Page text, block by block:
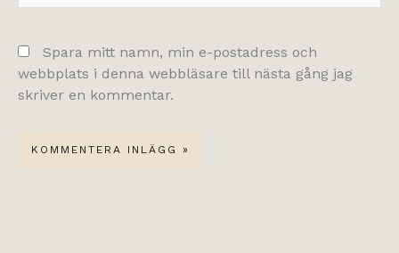
Spara mitt namn, min e-postadress och
webbplats i denna webbläsare till nästa gång jag
skriver en kommentar.